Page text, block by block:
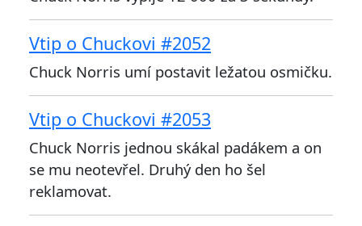
Vtip o Chuckovi #2052
Chuck Norris umí postavit ležatou osmičku.
Vtip o Chuckovi #2053
Chuck Norris jednou skákal padákem a on
se mu neotevřel. Druhý den ho šel
reklamovat.